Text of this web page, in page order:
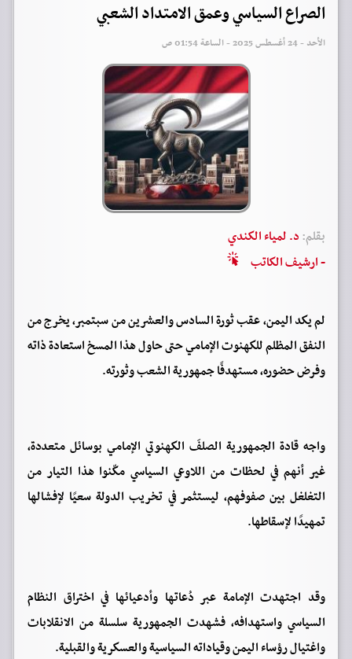
الصراع السياسي وعمق الامتداد الشعبي
الأحد - 24 أغسطس 2025 - الساعة 01:54 ص
بقلم:د. لمياء الكندي
- ارشيف الكاتب
لم يكد اليمن، عقب ثورة السادس والعشرين من سبتمبر، يخرج من
النفق المظلم للكهنوت الإمامي حتى حاول هذا المسخ استعادة ذاته
وفرض حضوره، مستهدفًا جمهورية الشعب وثورته.
واجه قادة الجمهورية الصلفَ الكهنوتي الإمامي بوسائل متعددة،
غير أنهم في لحظات من اللاوعي السياسي مكّنوا هذا التيار من
التغلغل بين صفوفهم، ليستثمر في تخريب الدولة سعيًا لإفشالها
تمهيدًا لإسقاطها.
وقد اجتهدت الإمامة عبر دُعاتها وأدعيائها في اختراق النظام
السياسي واستهدافه، فشهدت الجمهورية سلسلة من الانقلابات
واغتيال رؤساء اليمن وقياداته السياسية والعسكرية والقبلية.